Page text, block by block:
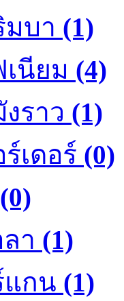
มบา (1)
นียม (4)
ราว (1)
เดอร์ (0)
(0)
า (1)
แกน (1)